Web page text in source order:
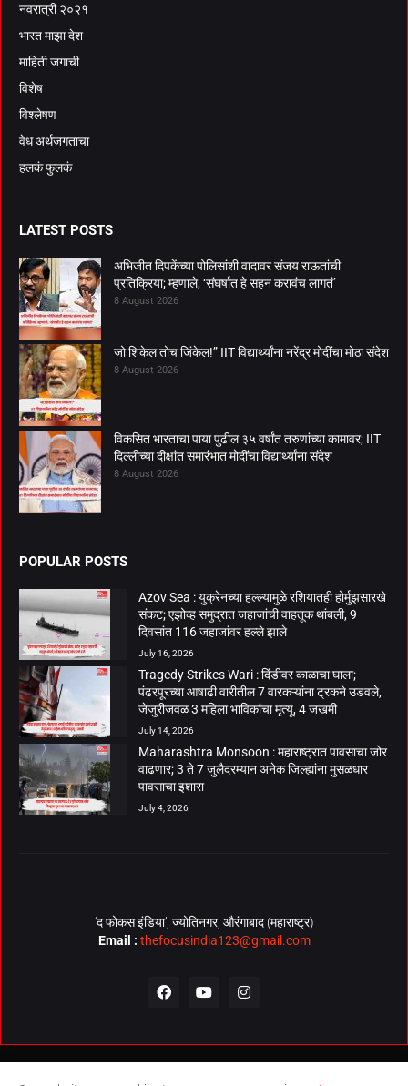
नवरात्री २०२१
भारत माझा देश
माहिती जगाची
विशेष
विश्लेषण
वेध अर्थजगताचा
हलकं फुलकं
LATEST POSTS
अभिजीत दिपकेंच्या पोलिसांशी वादावर संजय राऊतांची
प्रतिक्रिया; म्हणाले, ‘संघर्षात हे सहन करावंच लागतं’
8 August 2026
जो शिकेल तोच जिंकेल!” IIT विद्यार्थ्यांना नरेंद्र मोदींचा मोठा संदेश
8 August 2026
विकसित भारताचा पाया पुढील ३५ वर्षांत तरुणांच्या कामावर; IIT
दिल्लीच्या दीक्षांत समारंभात मोदींचा विद्यार्थ्यांना संदेश
8 August 2026
POPULAR POSTS
Azov Sea : युक्रेनच्या हल्ल्यामुळे रशियातही होर्मुझसारखे
संकट; एझोव्ह समुद्रात जहाजांची वाहतूक थांबली, 9
दिवसांत 116 जहाजांवर हल्ले झाले
July 16, 2026
Tragedy Strikes Wari : दिंडीवर काळाचा घाला;
पंढरपूरच्या आषाढी वारीतील 7 वारकऱ्यांना ट्रकने उडवले,
जेजुरीजवळ 3 महिला भाविकांचा मृत्यू, 4 जखमी
July 14, 2026
Maharashtra Monsoon : महाराष्ट्रात पावसाचा जोर
वाढणार; 3 ते 7 जुलैदरम्यान अनेक जिल्ह्यांना मुसळधार
पावसाचा इशारा
July 4, 2026
‘द फोकस इंडिया’, ज्योतिनगर, औरंगाबाद (महाराष्ट्र)
Email : thefocusindia123@gmail.com
About Us Contact Us The Focus India Policy